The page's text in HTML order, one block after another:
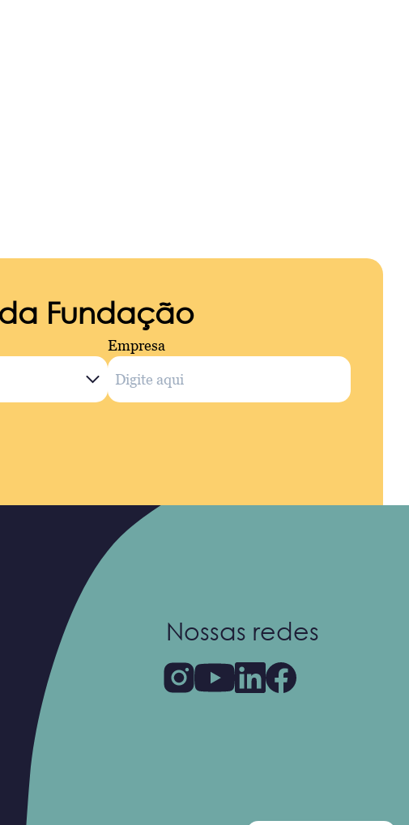
Fundação
Empresa
Nossas redes